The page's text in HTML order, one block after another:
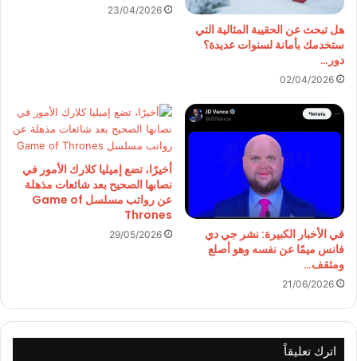
هل تبحث عن الحقيبة المثالية التي
ستخدمك بأمانة لسنوات عديدة؟
دور…
02/04/2026
23/04/2026
في الأخبار الكبيرة: نشر جي دي
فانس ميمًا عن نفسه وهو أصلع
ومثقف…
21/06/2026
أخيرًا، تضع إميليا كلارك الأمور في
نصابها الصحيح بعد شائعات مذهلة
عن رواتب مسلسل Game of
Thrones
29/05/2026
اترك تعليقاً